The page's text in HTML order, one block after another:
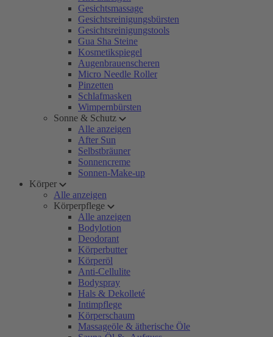
Gesichtsmassage
Gesichtsreinigungsbürsten
Gesichtsreinigungstools
Gua Sha Steine
Kosmetikspiegel
Augenbrauenscheren
Micro Needle Roller
Pinzetten
Schlafmasken
Wimpernbürsten
Sonne & Schutz
Alle anzeigen
After Sun
Selbstbräuner
Sonnencreme
Sonnen-Make-up
Körper
Alle anzeigen
Körperpflege
Alle anzeigen
Bodylotion
Deodorant
Körperbutter
Körperöl
Anti-Cellulite
Bodyspray
Hals & Dekolleté
Intimpflege
Körperschaum
Massageöle & ätherische Öle